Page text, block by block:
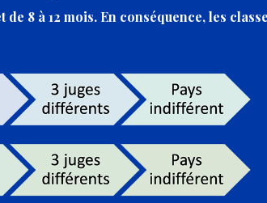
8 à 12 mois. En conséquence, les